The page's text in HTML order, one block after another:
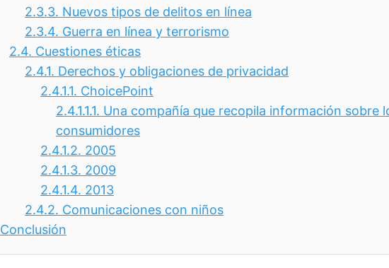
2.3.3. Nuevos tipos de delitos en línea
2.3.4. Guerra en línea y terrorismo
2.4. Cuestiones éticas
2.4.1. Derechos y obligaciones de privacidad
2.4.1.1. ChoicePoint
2.4.1.1.1. Una compañía que recopila información sobre
consumidores
2.4.1.2. 2005
2.4.1.3. 2009
2.4.1.4. 2013
2.4.2. Comunicaciones con niños
Conclusión